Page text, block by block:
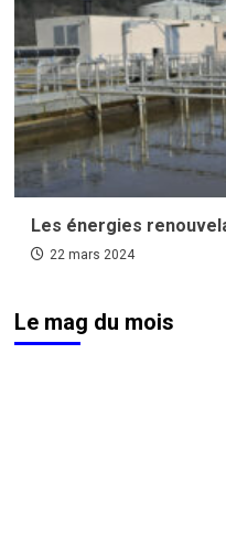
Les énergies
22 mars 2024
Le mag du mois